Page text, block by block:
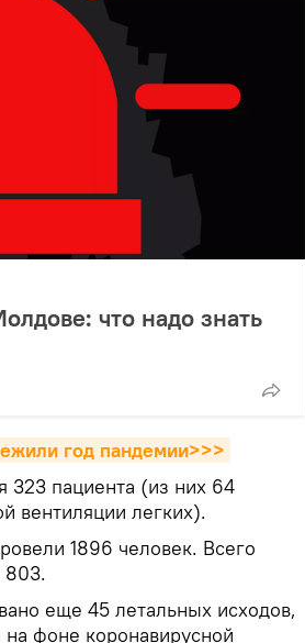
что надо знать
год пандемии>>>
323 пациента (из них 64
вентиляции легких).
1896 человек. Всего
803.
еще 45 летальных исходов,
фоне коронавирусной